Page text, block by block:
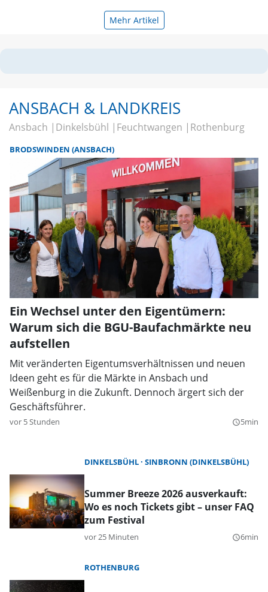
Mehr Artikel
ANSBACH & LANDKREIS
Ansbach Dinkelsbühl Feuchtwangen Rothenburg
BRODSWINDEN (ANSBACH)
Ein Wechsel unter den Eigentümern:
Warum sich die BGU-Baufachmärkte neu
aufstellen
Mit veränderten Eigentumsverhältnissen und neuen
Ideen geht es für die Märkte in Ansbach und
Weißenburg in die Zukunft. Dennoch ärgert sich der
Geschäftsführer.
vor 5 Stunden query_builder5min
DINKELSBÜHL SINBRONN (DINKELSBÜHL)
Summer Breeze 2026 ausverkauft:
Wo es noch Tickets gibt – unser FAQ
zum Festival
vor 25 Minuten query_builder6min
ROTHENBURG